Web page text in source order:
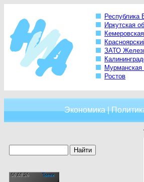
Республика
Иркутская
ЗАТО
Мурманская
Ростов
Экономика|